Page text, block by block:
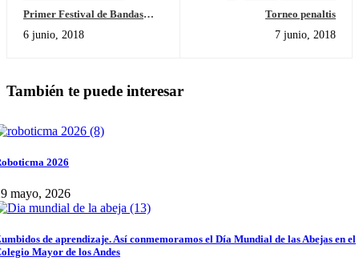
Primer Festival de Bandas
6 junio, 2018
Torneo penaltis
7 junio, 2018
También te puede interesar
2026
mayo, 2026
de aprendizaje. Así conmemoramos el Día Mundial de las Abejas en el
Mayor de los Andes